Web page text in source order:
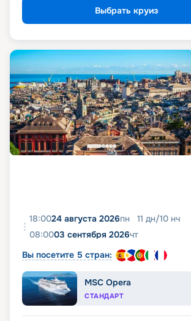
Выбрать круиз
18:0024 августа 2026пн 11 дн/10 нч
08:0003 сентября 2026чт
Вы посетите 5 стран:
MSC Opera
СТАНДАРТ